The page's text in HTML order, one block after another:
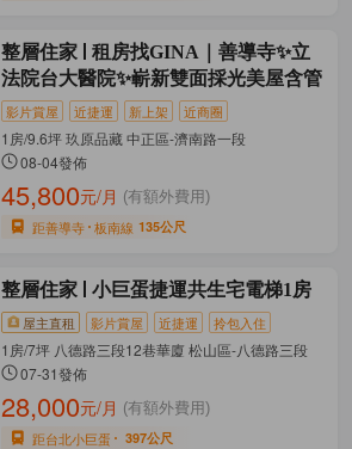
整層住家
租房找GINA｜善導寺✨立
法院台大醫院✨嶄新雙面採光美屋含管
影片賞屋 近捷運 新上架 近商圈
1房/9.6坪 玖原品藏 中正區-濟南路一段
08-04發佈
45,800元/月 (有額外費用)
距善導寺 板南線 135公尺
整層住家 小巨蛋捷運共生宅電梯1房
屋主直租 影片賞屋 近捷運 拎包入住
1房/7坪 八德路三段12巷華廈 松山區-八德路三段
07-31發佈
28,000元/月 (有額外費用)
距台北小巨蛋 397公尺